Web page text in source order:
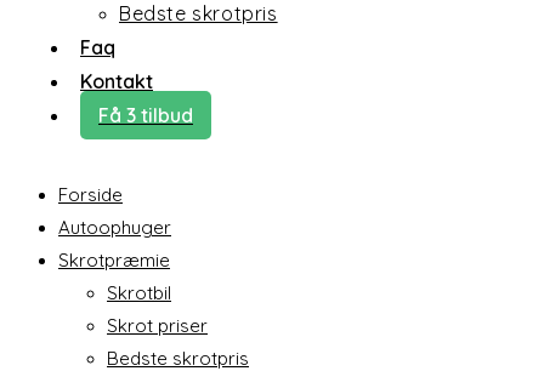
Bedste skrotpris
Faq
Kontakt
Få 3 tilbud
Forside
Autoophuger
Skrotpræmie
Skrotbil
Skrot priser
Bedste skrotpris